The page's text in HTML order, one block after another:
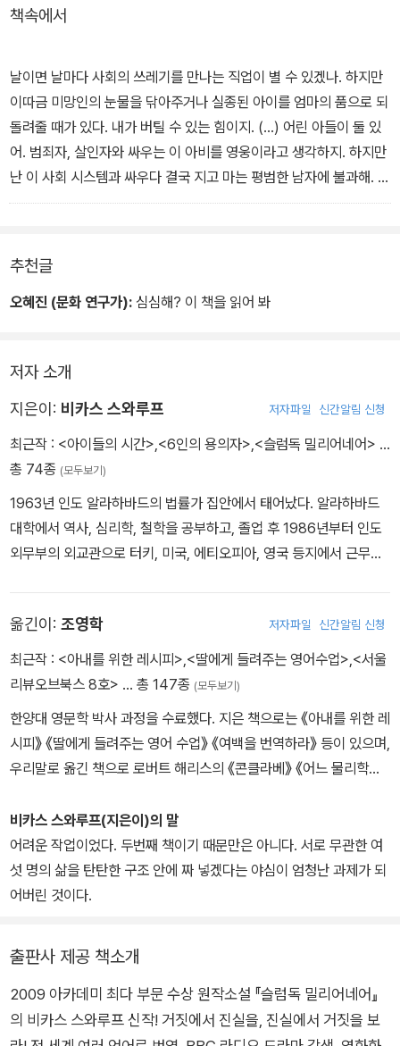
바람에 선행과 악행을 번갈아 일삼고, 인도 최고 여배우의 도플갱어
온 미국인이 우여곡절 끝에 우연히 영웅적 업적을 이루어 미국 대통
령의 표창을 받는 등의 에피소드들이 담겨 있다.
작가 비카스 스와루프는 이처럼 제각각 엉뚱하고도 독특한 매력을 가
진 6인의 용의자들을 통해, 부조리한 현실과 비참한 삶 속에서도 용
책속에서
날이면 날마다 사회의 쓰레기를 만나는 직업이 별 수 있겠나. 하지만
이따금 미망인의 눈물을 닦아주거나 실종된 아이를 엄마의 품으로 되
돌려줄 때가 있다. 내가 버틸 수 있는 힘이지. (…) 어린 아들이 둘 있
어. 범죄자, 살인자와 싸우는 이 아비를 영웅이라고 생각하지. 하지만
난 이 사회 시스템과 싸우다 결국 지고 마는 평범한 남자에 불과해. 넌
무죄야. 그러니 널 풀어준다면 내겐 작은 승리가 되는 셈이지. - 본문
“도대체 웬 개소리요, 모한?”
“진정한 진화는 우리 자신을 무로 환원하는 데서 비롯되는 걸세.”
봐야 하오. 우린 지금 간디 바바의 부활을 목격하는 중이라오.”
“아주 편리하군. 특실에서 내 위스키를 축낼 땐 양심의 가책 하나 없
이 양반 진짜 사기꾼이야.” - 본문 178쪽 중에서
“산제이 간디 슬럼에 아는 사람 있어요?”
“그건 왜 묻죠? 아가씨 같은 분이 그런 데 무슨 볼일이 있다고?”
“다음 프로젝트가 슬럼의 삶이거든요. (…) 내 다큐는 시청자들한테
태어나야 해요.” 내가 코웃음을 쳤다. - 본문 198쪽 중에서
추천글
오혜진 (문화 연구가): 심심해? 이 책을 읽어 봐
저자 소개
지은이: 비카스 스와루프 저자파일 신간알림 신청
최근작 : <아이들의 시간>,<6인의 용의자>,<슬럼독 밀리어네어> …
총 74종 (모두보기)
1963년 인도 알라하바드의 법률가 집안에서 태어났다. 알라하바드
대학에서 역사, 심리학, 철학을 공부하고, 졸업 후 1986년부터 인도
외무부의 외교관으로 터키, 미국, 에티오피아, 영국 등지에서 근무했
일본어, 태국어, 터키어 등 32개 언어로 번역되었다. 2007년 프랑스
전역 400여 개 서점에서 행해진 투표를 통해 파리 도서전 독자상 수
상작으로 선정되었고, 2006 남아프리카 부커상 및 2005 올해의 베
스트 퍼스트 북의 최종 후보에 올랐다. 또한 '남아프리카 최우수 도
서'가 선정한 '이 시대 가장 뛰어난 101개의 작품' 55위에 올랐다. <
슬럼독 밀리어네어>는 [트레인스포팅] [비치] [밀리언즈] 등을 만든
상, 감독상, 각색상, 촬영상 外) 및 골든글로브 4개 부문(작품상, 감
독상, 각본상, 음악상)을 석권했다. 또한, 전미비평가협회 작품상, 토
론토 국제영화제 관객상 등 70여 개 영화상을 수상했다. 2008년에
출간한 두번째 소설 <6인의 용의자Six Suspects> 역시 출간 즉시
전 세계 도서전 및 영화제 초청 행사로 바쁜 일정을 보내고 있다. 20
가인 아내와 두 아들과 살고 있다. 저자 웹사이트 www.vikasswaru
p.net
옮긴이: 조영학 저자파일 신간알림 신청
최근작 : <아내를 위한 레시피>,<딸에게 들려주는 영어수업>,<서울
리뷰오브북스 8호> … 총 147종 (모두보기)
한양대 영문학 박사 과정을 수료했다. 지은 책으로는 《아내를 위한 레
시피》 《딸에게 들려주는 영어 수업》 《여백을 번역하라》 등이 있으며,
우리말로 옮긴 책으로 로버트 해리스의 《콘클라베》 《어느 물리학자
르》, 리처드 매드슨의 《나는 전설이다》, 마이클 코넬리의 《링컨 차를
타는 변호사》, 스티븐 킹의 《스켈레톤 크루》, 존르 카레의 《실버뷰》
《리틀 드러머 걸》 등이 있다.
비카스 스와루프(지은이)의 말
어려운 작업이었다. 두번째 책이기 때문만은 아니다. 서로 무관한 여
섯 명의 삶을 탄탄한 구조 안에 짜 넣겠다는 야심이 엄청난 과제가 되
어버린 것이다.
출판사 제공 책소개
2009 아카데미 최다 부문 수상 원작소설 『슬럼독 밀리어네어』
의 비카스 스와루프 신작! 거짓에서 진실을, 진실에서 거짓을 보